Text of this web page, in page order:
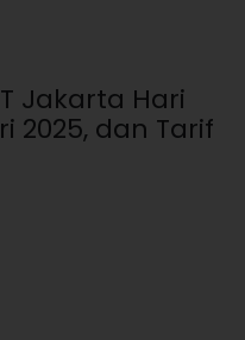
Jakarta Hari
2025, dan Tarif